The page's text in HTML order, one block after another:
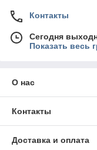
Контакты
Сегодня
Показать весь
О нас
Контакты
Доставка и оплата